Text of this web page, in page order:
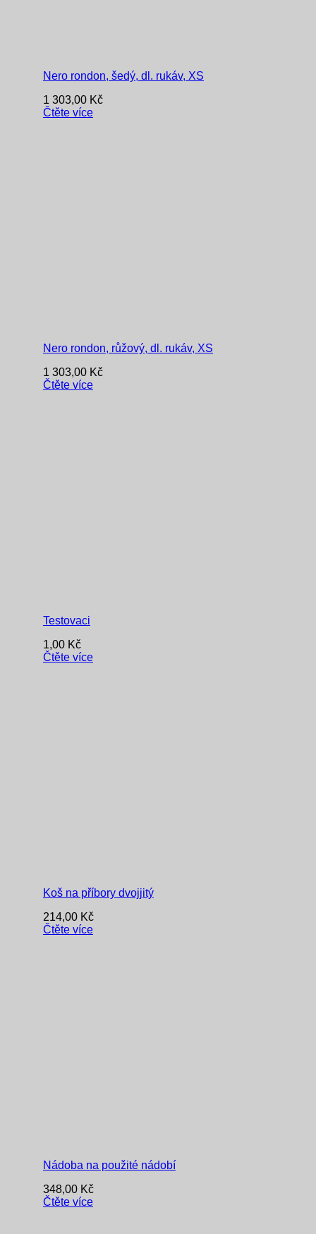
Nero rondon, šedý, dl. rukáv, XS
1 303,00 Kč
Čtěte více
Nero rondon, růžový, dl. rukáv, XS
1 303,00 Kč
Čtěte více
Testovaci
1,00 Kč
Čtěte více
Koš na příbory dvojjitý
214,00 Kč
Čtěte více
Nádoba na použité nádobí
348,00 Kč
Čtěte více